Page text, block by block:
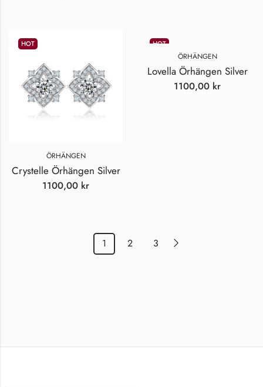
HOT
ÖRHÄNGEN
Crystelle Örhängen Silver
1100,00 kr
HOT
ÖRHÄNGEN
Lovella Örhängen Silver
1100,00 kr
1 2 3